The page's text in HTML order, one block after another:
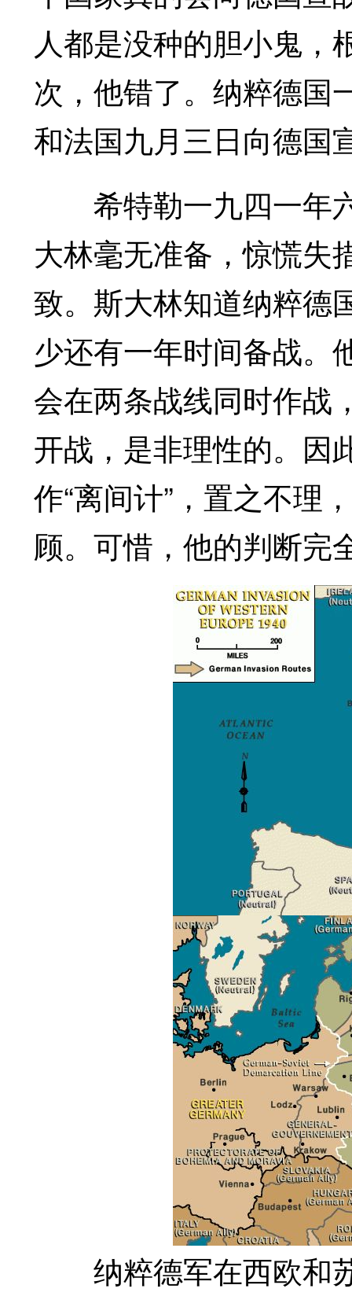
人都是没种的胆小鬼，
次，他错了。纳粹德国
和法国九月三日向德国
希特勒一九四一年
大林毫无准备，惊慌失
致。斯大林知道纳粹德
少还有一年时间备战。
会在两条战线同时作战
开战，是非理性的。因
作“离间计”，置之不理
顾。可惜，他的判断完
纳粹德军在西欧和